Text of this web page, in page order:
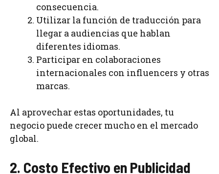
consecuencia.
Utilizar la función de traducción para
llegar a audiencias que hablan
diferentes idiomas.
Participar en colaboraciones
internacionales con influencers y otras
marcas.
Al aprovechar estas oportunidades, tu
negocio puede crecer mucho en el mercado
global.
2. Costo Efectivo en Publicidad